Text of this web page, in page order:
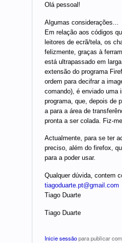
Olá pessoal!
Algumas considerações...
Em relação aos códigos
leitores de ecrã/tela, os
felizmente, graças à
está ultrapassado em
extensão do programa
ordem para decifrar a
comando), é enviado uma
programa, que, depois de
a para a área de
pronta a ser colada. Fiz-
Actualmente, para se ter
preciso, além do firefox,
para a poder usar.
Qualquer dúvida, contem
tiagoduarte.pt@gmail.com
Tiago Duarte
Tiago Duarte
Inicie sessãopara publicar